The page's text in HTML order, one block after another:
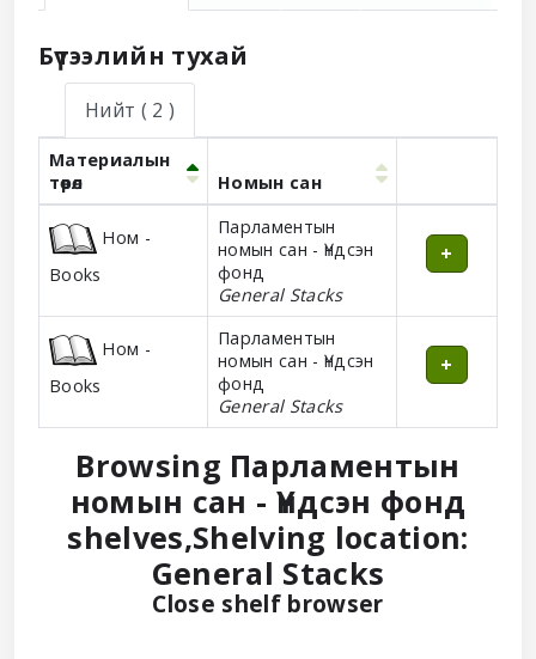
Бүтээлийн тухай
Нийт ( 2 )
Материалын
төрөл
Номын сан
Ном -
Books
Парламентын
номын сан - Үндсэн
фонд
General Stacks
Ном -
Books
Парламентын
номын сан - Үндсэн
фонд
General Stacks
Browsing Парламентын
номын сан - Үндсэн фонд
shelves,Shelving location:
General Stacks
Close shelf browser(Hides shelf